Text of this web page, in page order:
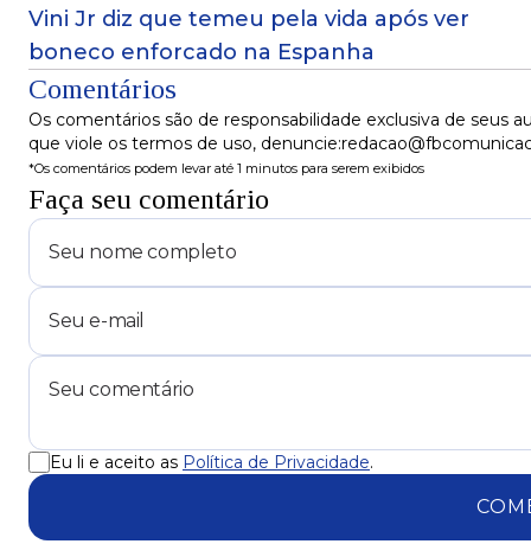
Vini Jr diz que temeu pela vida após ver
boneco enforcado na Espanha
Comentários
Os comentários são de responsabilidade exclusiva de seus
que viole os termos de uso,
*Os comentários podem levar até 1 minutos para serem exibidos
Faça seu comentário
Eu li e aceito as Política de Privacidade.